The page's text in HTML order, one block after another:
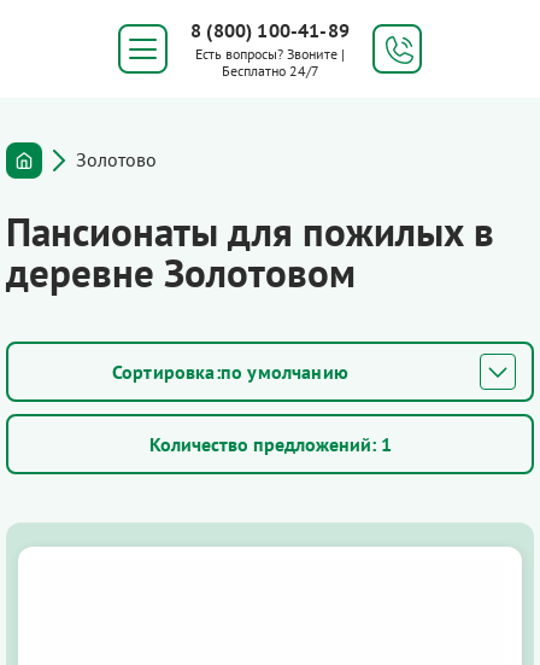
8 (800) 100-41-89
Есть вопросы? Звоните |
Бесплатно 24/7
Золотово
Пансионаты для пожилых в
деревне Золотовом
по умолчанию
Количество предложений: 1